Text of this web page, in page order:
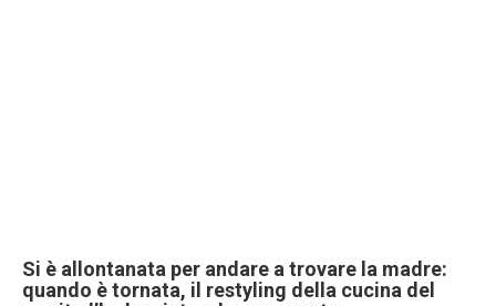
Si è allontanata per andare a trovare la madre:
quando è tornata, il restyling della cucina del